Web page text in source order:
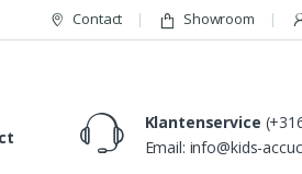
Contact Showroom
Klantenservice
Email: info@kids-